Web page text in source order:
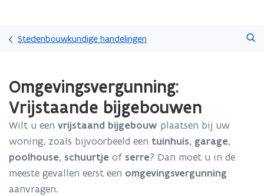
naar
gaan
Stedenbouwkundige handelingen
met
laden.
bevindt
zich
op:
Omgevingsvergunning:
Vrijstaande
bijgebouwen
Omgevingsvergunning:
Vrijstaande bijgebouwen
Wilt u een vrijstaand bijgebouw plaatsen bij uw
woning, zoals bijvoorbeeld een tuinhuis, garage,
poolhouse, schuurtje ofserre? Dan moet u in de
meeste gevallen eerst een omgevingsvergunning
aanvragen.